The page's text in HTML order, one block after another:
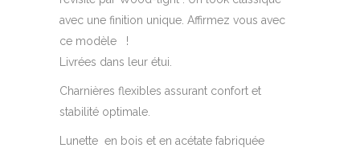
avec une finition unique. Affirmez vous avec
ce modèle !
Livrées dans leur étui.
Charnières flexibles assurant confort et
stabilité optimale.
Lunette en bois et en acétate fabriquée